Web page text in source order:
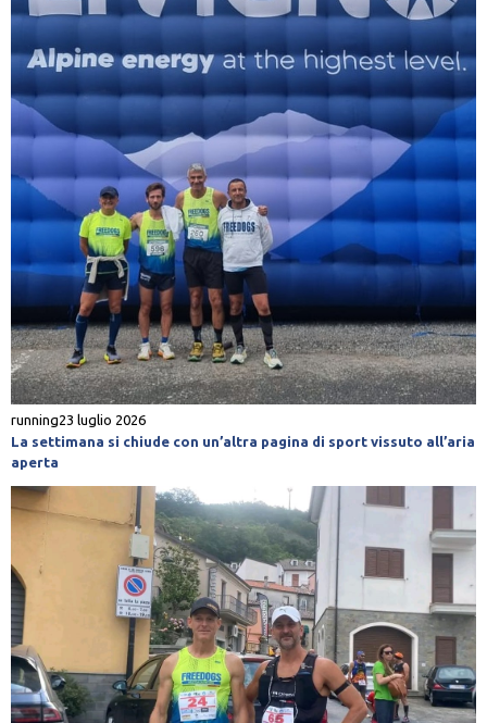
running23 luglio 2026
La settimana si chiude con un’altra pagina di sport vissuto all’aria
aperta